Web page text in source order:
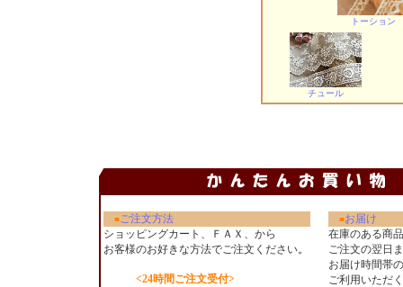
トーション
チュール
■ご注文方法 ■お届け
ショッピングカート、ＦＡＸ、から
お客様のお好きな方法でご注文ください。
<24時間ご注文受付>
在庫のある商
ご注文の翌日
お届け時間帯
ご利用いただ